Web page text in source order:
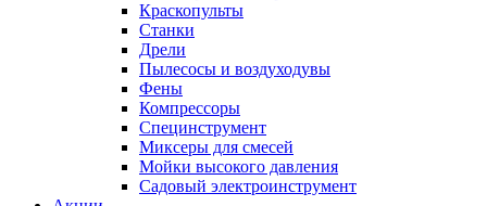
Краскопульты
Станки
Дрели
Пылесосы и воздуходувы
Фены
Компрессоры
Специнструмент
Миксеры для смесей
Мойки высокого давления
Садовый электроинструмент